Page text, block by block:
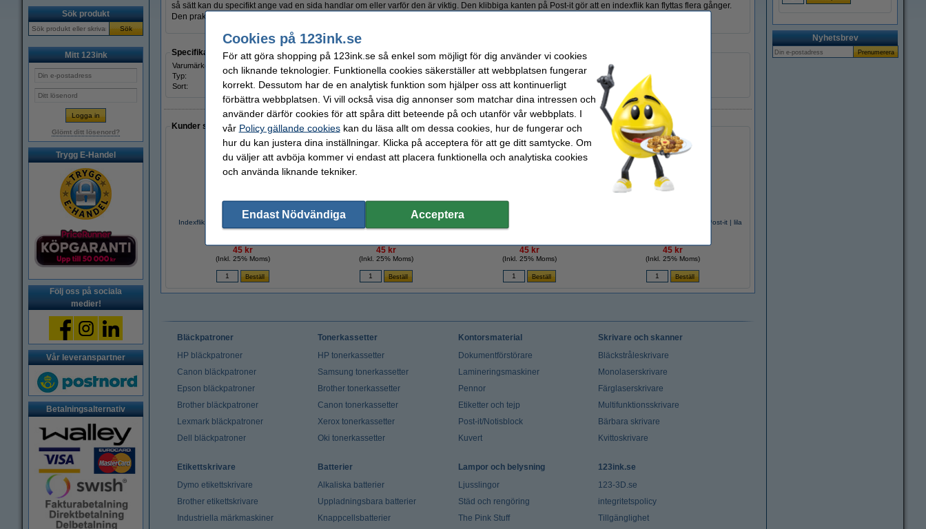
Sök produkt
Sök
Mitt 123ink
Glömt ditt lösenord?
Trygg E-Handel
Följ oss på sociala
medier!
Vår leveranspartner
Betalningsalternativ
så sätt kan du specifikt ange vad en sida handlar om eller varför den är viktig. Den klibbiga kanten på Post-it gör att en indexflik kan flyttas flera gånger.
Den praktiska hållaren innehåller 50 sedlar, som enkelt kan tas bort individuellt. Varje flik är 2,5 cm bred och 4,3 cm lång.
Specifikationer
Varumärke: 3M Post-it Mått:
Typ:
flikar Färg:
transparent turkos
Sort:
självhäftande Antal flikar: 50 flikar
Kunder som gjort ett liknande köp valde ofta även dessa produkter!
Indexflik 25,4mm x 43,2mm | 3M Post-it |
grön | 50st
45 kr
(Inkl. 25% Moms)
Indexflik 25,4mm x 43,2mm | 3M Post-it |
orange | 50st
45 kr
(Inkl. 25% Moms)
45 kr
(Inkl. 25% Moms)
Indexflik 25,4mm x 43,2mm | 3M Post-it | lila
45 kr
(Inkl. 25% Moms)
Nyhetsbrev
Bläckpatroner
HP bläckpatroner
Canon bläckpatroner
Epson bläckpatroner
Brother bläckpatroner
Lexmark bläckpatroner
Dell bläckpatroner
Tonerkassetter
HP tonerkassetter
Samsung tonerkassetter
Brother tonerkassetter
Canon tonerkassetter
Xerox tonerkassetter
Oki tonerkassetter
Kontorsmaterial
Dokumentförstörare
Lamineringsmaskiner
Pennor
Etiketter och tejp
Post-it/Notisblock
Kuvert
Skrivare och skanner
Bläckstråleskrivare
Monolaserskrivare
Färglaserskrivare
Multifunktionsskrivare
Bärbara skrivare
Kvittoskrivare
Etikettskrivare
Dymo etikettskrivare
Brother etikettskrivare
Industriella märkmaskiner
Batterier
Alkaliska batterier
Uppladningsbara batterier
Knappcellsbatterier
Lampor och belysning
Ljusslingor
Städ och rengöring
The Pink Stuff
123ink.se
123-3D.se
integritetspolicy
Tillgänglighet
Cookies på 123ink.se
För att göra shopping på 123ink.se så enkel som möjligt för dig använder vi cookies
och liknande teknologier. Funktionella cookies säkerställer att webbplatsen fungerar
korrekt. Dessutom har de en analytisk funktion som hjälper oss att kontinuerligt
förbättra webbplatsen. Vi vill också visa dig annonser som matchar dina intressen och
använder därför cookies för att spåra ditt beteende på och utanför vår webbplats. I
vår Policy gällande cookieskan du läsa allt om dessa cookies, hur de fungerar och
hur du kan justera dina inställningar. Klicka på acceptera för att ge ditt samtycke. Om
du väljer att avböja kommer vi endast att placera funktionella och analytiska cookies
och använda liknande tekniker.
Endast Nödvändiga Acceptera